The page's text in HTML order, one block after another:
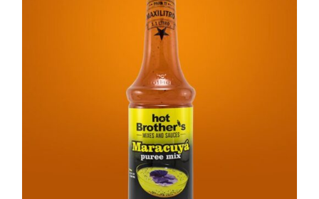
AÑADIR AL CARRITO /